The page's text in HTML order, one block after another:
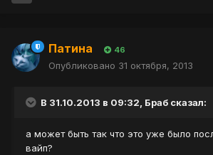
Патина 46
Опубликовано 31 октября, 2013
В 31.10.2013 в 09:32, Браб сказал:
а может быть так что это уже было
вайп?